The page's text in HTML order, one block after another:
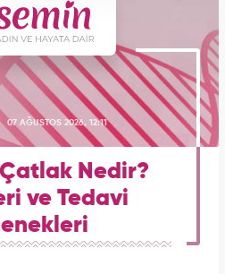
07 AĞUSTOS 2026, 12:11
Çatlak Nedir?
ve Tedavi